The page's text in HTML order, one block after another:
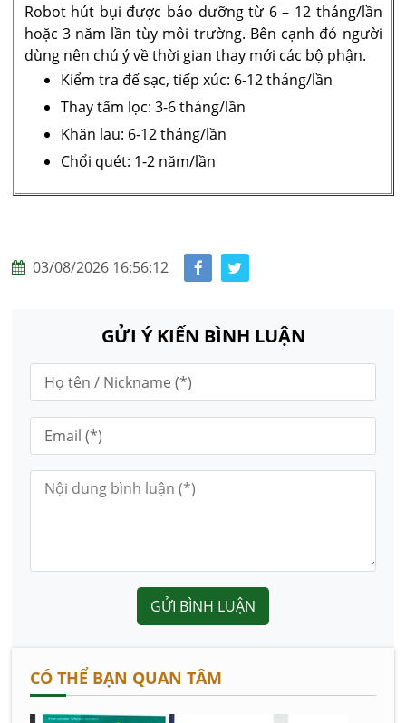
Robot hút bụi được bảo dưỡng từ 6 – 12 tháng/lần
hoặc 3 năm lần tùy môi trường. Bên cạnh đó người
dùng nên chú ý về thời gian thay mới các bộ phận.
Kiểm tra đế sạc, tiếp xúc: 6-12 tháng/lần
Thay tấm lọc: 3-6 tháng/lần
Khăn lau: 6-12 tháng/lần
Chổi quét: 1-2 năm/lần
03/08/2026 16:56:12
GỬI Ý KIẾN BÌNH LUẬN
GỬI BÌNH LUẬN
CÓ THỂ BẠN QUAN TÂM